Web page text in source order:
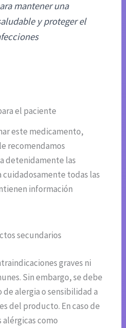
mantener una
y proteger el
el paciente
este medicamento,
recomendamos
detenidamente las
cuidadosamente todas las
información
secundarios
graves ni
Sin embargo, se debe
alergia o sensibilidad a
del producto. En caso de
como